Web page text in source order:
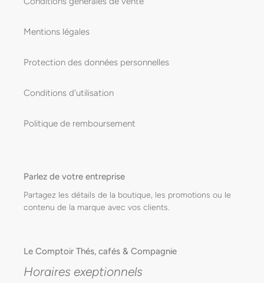
Mentions légales
Protection des données personnelles
Conditions d'utilisation
Politique de remboursement
Parlez de votre entreprise
Partagez les détails de la boutique, les promotions ou le
contenu de la marque avec vos clients.
Le Comptoir Thés, cafés & Compagnie
Horaires exeptionnels